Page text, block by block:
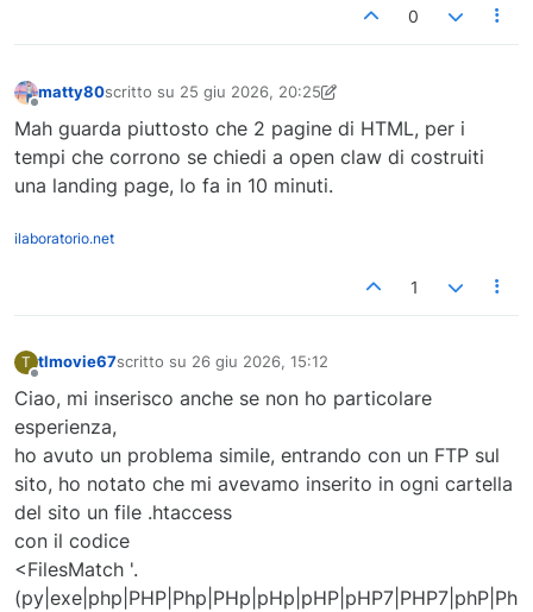
0
matty80scritto su 25 giu 2026, 20:25
ultima modifica di matty80
Mah guarda piuttosto che 2 pagine di HTML, per i
tempi che corrono se chiedi a open claw di costruiti
una landing page, lo fa in 10 minuti.
ilaboratorio.net
1
T tlmovie67scritto su 26 giu 2026, 15:12
ultima modifica di
Ciao, mi inserisco anche se non ho particolare
esperienza,
ho avuto un problema simile, entrando con un FTP sul
sito, ho notato che mi avevamo inserito in ogni cartella
del sito un file .htaccess
con il codice
<FilesMatch '.
(py|exe|php|PHP|Php|PHp|pHp|pHP|pHP7|PHP7|phP|Ph